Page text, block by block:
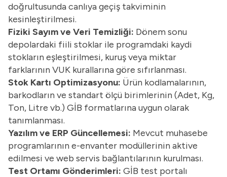
doğrultusunda canlıya geçiş takviminin
kesinleştirilmesi.
Fiziki Sayım ve Veri Temizliği: Dönem sonu
depolardaki fiili stoklar ile programdaki kaydi
stokların eşleştirilmesi, kuruş veya miktar
farklarının VUK kurallarına göre sıfırlanması.
Stok Kartı Optimizasyonu: Ürün kodlamalarının,
barkodların ve standart ölçü birimlerinin (Adet, Kg,
Ton, Litre vb.) GİB formatlarına uygun olarak
tanımlanması.
Yazılım ve ERP Güncellemesi: Mevcut muhasebe
programlarının e-envanter modüllerinin aktive
edilmesi ve web servis bağlantılarının kurulması.
Test Ortamı Gönderimleri: GİB test portalı